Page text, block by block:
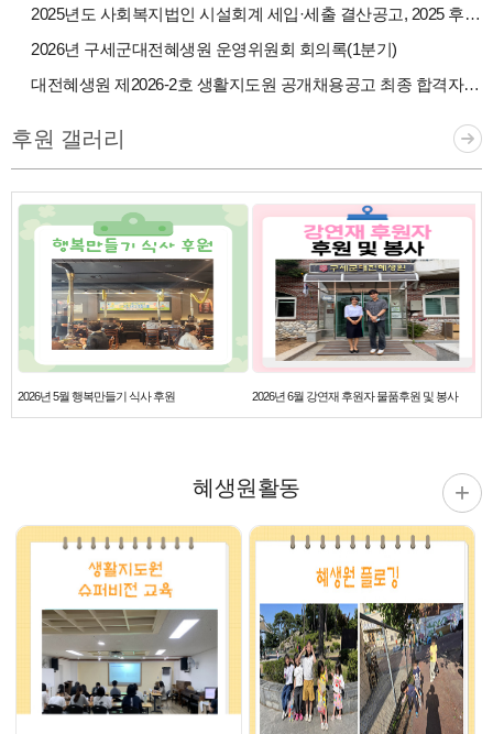
2025년도 사회복지법인 시설회계 세입·세출 결산공고, 2025 후원금 결산보고
2026년 구세군대전혜생원 운영위원회 회의록(1분기)
대전혜생원 제2026-2호 생활지도원 공개채용공고 최종 합격자 발표
후원 갤러리
2026년 5월 행복만들기 식사 후원 2026년 6월 강연재 후원자 물품후원 및 봉사
혜생원활동 +